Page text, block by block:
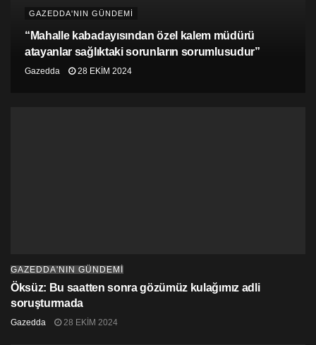
GAZEDDA'NIN GÜNDEMİ
“Mahalle kabadayısından özel kalem müdürü
atayanlar sağlıktaki sorunların sorumlusudur”
Gazedda 28 EKIM 2024
GAZEDDA'NIN GÜNDEMİ
Öksüz: Bu saatten sonra gözümüz kulağımız adli
soruşturmada
Gazedda 28 EKIM 2024